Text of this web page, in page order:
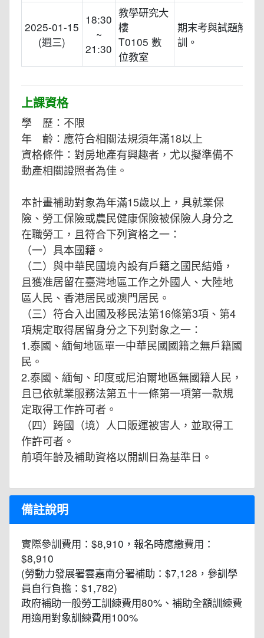
2025-01-15
(週三)
18:30
~
21:30
教學研究大
樓
T0105 數
位教室
期末考與試題解析
訓。
上課資格
學 歷：不限
年 齡：應符合相關法規須年滿18以上
資格條件：對房地產有興趣者，尤以擬準備不
動產相關證照者為佳。
本計畫補助對象為年滿15歲以上，具就業保
險、勞工保險或農民健康保險被保險人身分之
在職勞工，且符合下列資格之一：
（一）具本國籍。
（二）與中華民國境內設有戶籍之國民結婚，
且獲准居留在臺灣地區工作之外國人、大陸地
區人民、香港居民或澳門居民。
（三）符合入出國及移民法第16條第3項、第4
項規定取得居留身分之下列對象之一：
1.泰國、緬甸地區單一中華民國國籍之無戶籍國
民。
2.泰國、緬甸、印度或尼泊爾地區無國籍人民，
且已依就業服務法第五十一條第一項第一款規
定取得工作許可者。
（四）跨國（境）人口販運被害人，並取得工
作許可者。
前項年齡及補助資格以開訓日為基準日。
備註說明
實際參訓費用：$8,910，報名時應繳費用：
$8,910
(勞動力發展署雲嘉南分署補助：$7,128，參訓學
員自行負擔：$1,782)
政府補助一般勞工訓練費用80%、補助全額訓練費
用適用對象訓練費用100%